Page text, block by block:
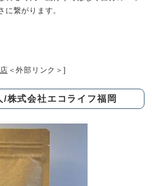
に繋がります。​
＜外部リンク＞ ]
/株式会社エコライフ福岡